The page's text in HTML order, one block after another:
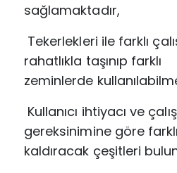
sağlamaktadır,
Tekerlekleri ile farklı
rahatlıkla taşınıp farklı
zeminlerde
Kullanıcı ihtiyacı ve
gereksinimine göre
kaldıracak çeşitleri